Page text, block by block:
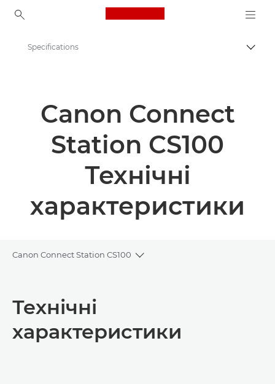
Canon Logo, back to
Specifications
Canon Connect
Station CS100
Технічні
характеристики
Canon Connect Station CS100
Toggle breadcrumbs
Технічні характеристики
Технічні
характеристики